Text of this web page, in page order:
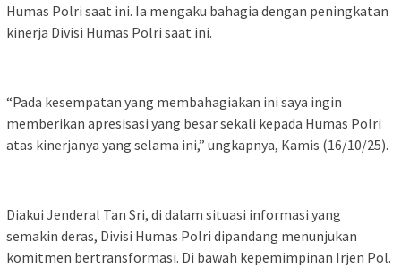
Humas Polri saat ini. Ia mengaku bahagia dengan peningkatan
kinerja Divisi Humas Polri saat ini.
“Pada kesempatan yang membahagiakan ini saya ingin
memberikan apresisasi yang besar sekali kepada Humas Polri
atas kinerjanya yang selama ini,” ungkapnya, Kamis (16/10/25).
Diakui Jenderal Tan Sri, di dalam situasi informasi yang
semakin deras, Divisi Humas Polri dipandang menunjukan
komitmen bertransformasi. Di bawah kepemimpinan Irjen Pol.